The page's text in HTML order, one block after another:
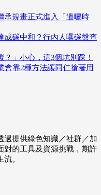
承規畫正式進入「遺囑時
成碳中和？行內人曝碳盤查
？」小心，這3個坑別踩！
會靠2種方法讓同仁搶著用
過提供綠色知識／社群／加
對的工具及資源挑戰，期許
。